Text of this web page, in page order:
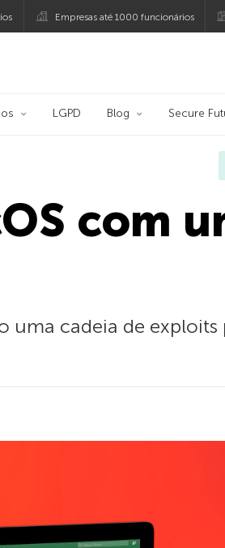
Empresas até 1000 funcionários
LGPD Blog Secure
com
cadeia de exploits